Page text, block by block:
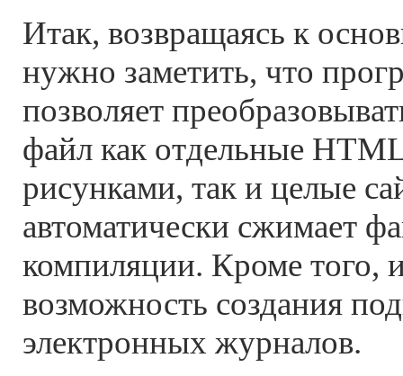
Итак, возвращаясь к
нужно заметить, что
позволяет
файл как отдельные
рисунками, так и целые
автоматически сжимает
компиляции. Кроме того,
возможность создания
электронных журналов.